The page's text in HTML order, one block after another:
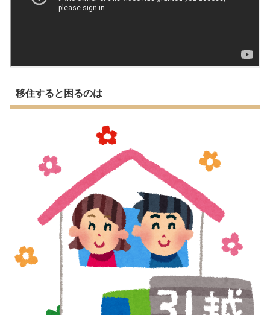
移住すると困るのは